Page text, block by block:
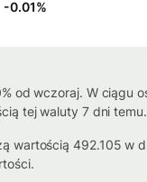
-0.01%
od wczoraj. W ciągu
tej waluty 7 dni temu.
wartością 492.105